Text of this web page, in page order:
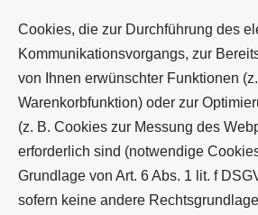
Cookies, die zur Durchführung des
Kommunikationsvorgangs, zur
von Ihnen erwünschter Funktionen
Warenkorbfunktion) oder zur
(z. B. Cookies zur Messung des
erforderlich sind (notwendige
Grundlage von Art. 6 Abs. 1 lit. f
sofern keine andere